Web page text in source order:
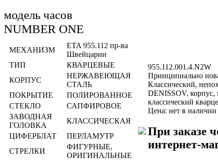
модель часов
NUMBER ONE
МЕХАНИЗМ
ETA 955.112 пр-ва
Швейцарии
ТИП
КВАРЦЕВЫЕ
КОРПУС
НЕРЖАВЕЮЩАЯ
СТАЛЬ
ПОКРЫТИЕ
ПОЛИРОВАННОЕ
СТЕКЛО
САПФИРОВОЕ
ЗАВОДНАЯ
ГОЛОВКА
КЛАССИЧЕСКАЯ
ЦИФЕРБЛАТ
ПЕРЛАМУТР
СТРЕЛКИ
ФИГУРНЫЕ,
ОРИГИНАЛЬНЫЕ
955.112.001.4.N2W
Принципиально
Классический,
DENISSOV,
классический
Цена: нет в наличии
При заказе
интернет-